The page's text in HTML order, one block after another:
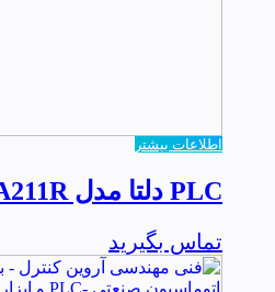
اطلاعات بیشتر
PLC دلتا مدل DVP 12SA211R
تماس بگیرید